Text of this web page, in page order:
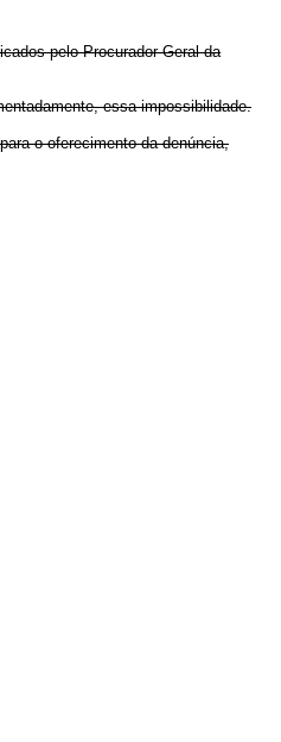
pelo Procurador-Geral da
essa impossibilidade.
o oferecimento da denúncia,